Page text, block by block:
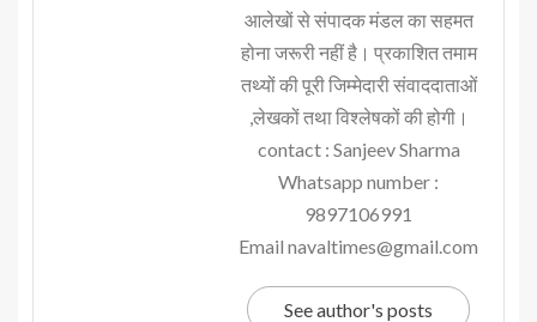
आलेखों से संपादक मंडल का सहमत
होना जरूरी नहीं है। प्रकाशित तमाम
तथ्यों की पूरी जिम्मेदारी संवाददाताओं
,लेखकों तथा विश्लेषकों की होगी।
contact : Sanjeev Sharma
Whatsapp number :
9897106991
Email navaltimes@gmail.com
See author's posts